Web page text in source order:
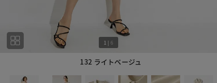
132 ライトベージュ
1 | 6